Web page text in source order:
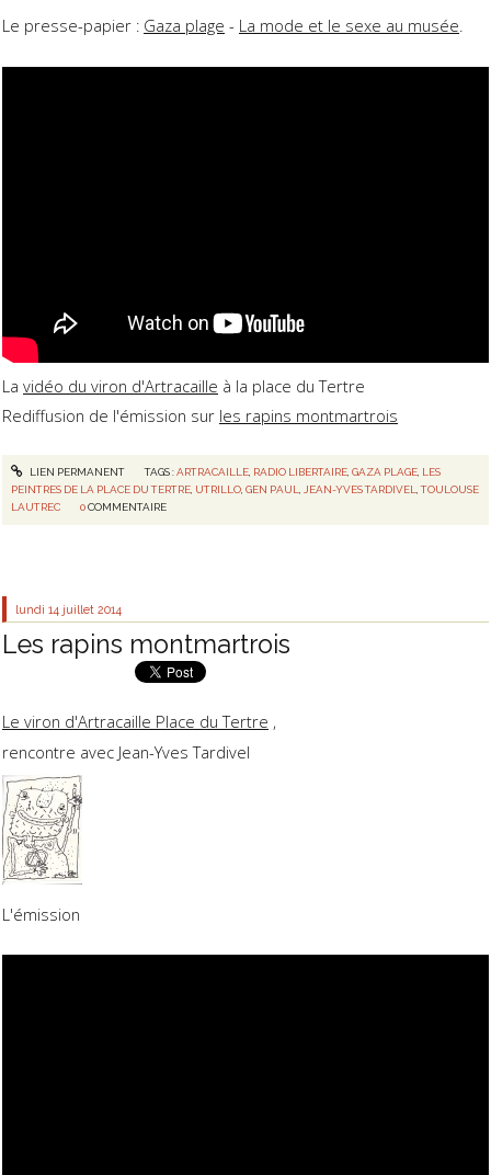
Le presse-papier : Gaza plage - La mode et le sexe au musée.
La vidéo du viron d'Artracaille à la place du Tertre
Rediffusion de l'émission sur les rapins montmartrois
LIEN PERMANENT TAGS :ARTRACAILLE, RADIO LIBERTAIRE, GAZA PLAGE, LES
PEINTRES DE LA PLACE DU TERTRE, UTRILLO,GEN PAUL,JEAN-YVES TARDIVEL,TOULOUSE
LAUTREC
0 COMMENTAIRE
lundi 14 juillet 2014
Les rapins montmartrois
Le viron d'Artracaille Place du Tertre ,
rencontre avec Jean-Yves Tardivel
L'émission